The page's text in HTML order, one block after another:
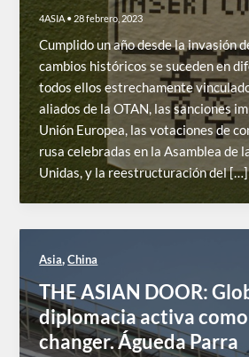
4ASIA • 28 febrero, 2023
Cumplido un año desde la invasión
cambios históricos se suceden en
todos ellos estrechamente
aliados de la OTAN, las sanciones
Unión Europea, las votaciones de
rusa celebradas en la Asamblea de
Unidas, y la reestructuración del […]
Asia,China
THE ASIAN DOOR:
diplomacia activa
changer. Águeda Parra